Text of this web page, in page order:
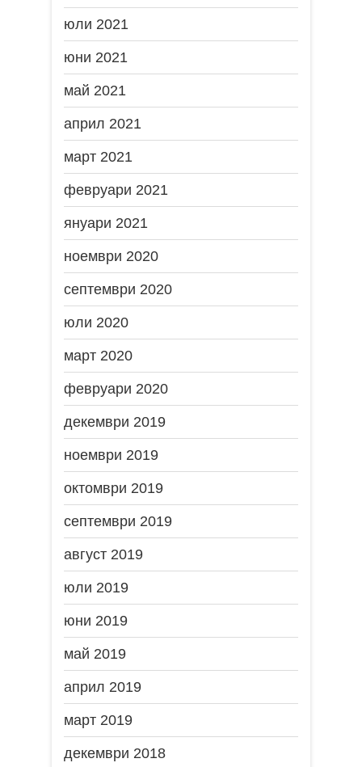
юли 2021
юни 2021
май 2021
април 2021
март 2021
февруари 2021
януари 2021
ноември 2020
септември 2020
юли 2020
март 2020
февруари 2020
декември 2019
ноември 2019
октомври 2019
септември 2019
август 2019
юли 2019
юни 2019
май 2019
април 2019
март 2019
декември 2018